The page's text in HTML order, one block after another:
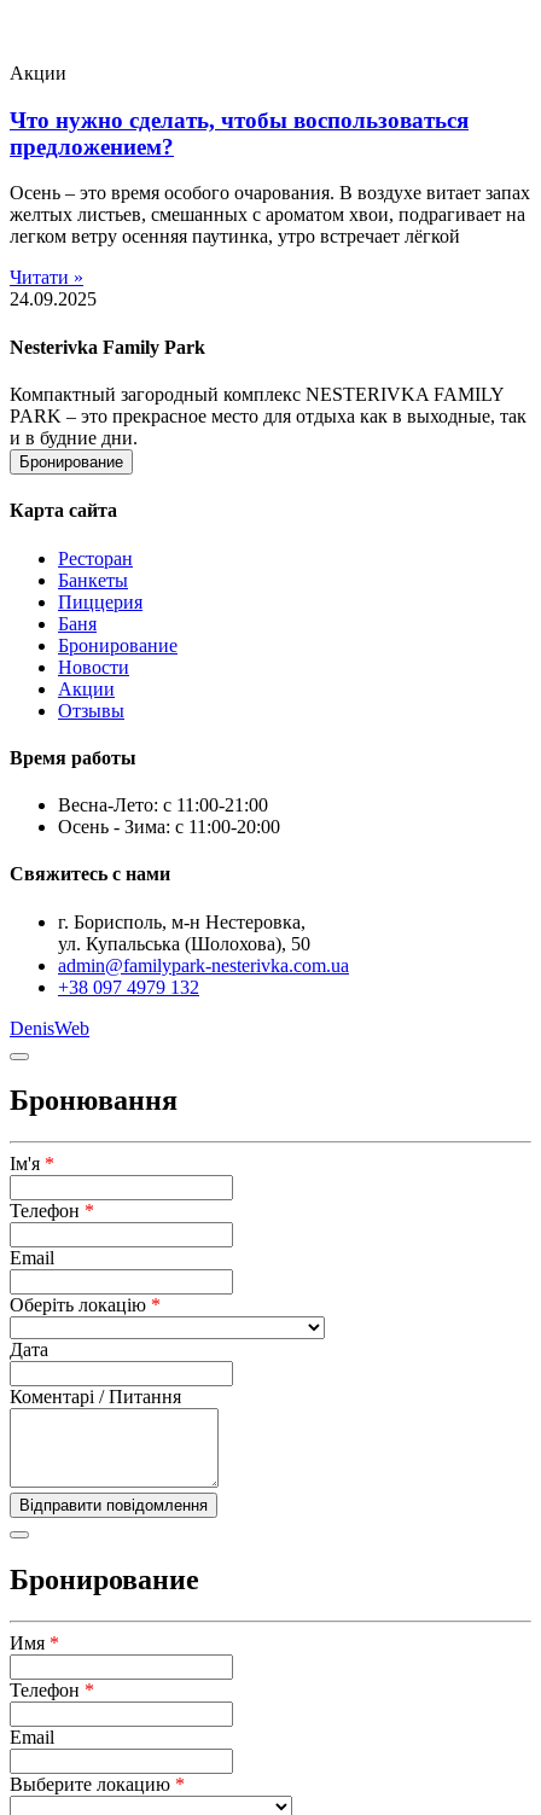
Акции
Что нужно сделать, чтобы воспользоваться
предложением?
Осень – это время особого очарования. В воздухе витает запах
желтых листьев, смешанных с ароматом хвои, подрагивает на
легком ветру осенняя паутинка, утро встречает лёгкой
Читати »
24.09.2025
Nesterivka Family Park
Компактный загородный комплекс NESTERIVKA FAMILY
PARK – это прекрасное место для отдыха как в выходные, так
и в будние дни.
Бронирование
Карта сайта
Ресторан
Банкеты
Пиццерия
Баня
Бронирование
Новости
Акции
Отзывы
Время работы
Весна-Лето: с 11:00-21:00
Осень - Зима: с 11:00-20:00
Свяжитесь с нами
г. Борисполь, м-н Нестеровка,
ул. Купальська (Шолохова), 50
admin@familypark-nesterivka.com.ua
+38 097 4979 132
DenisWeb
Бронювання
Ім'я *
Телефон *
Email
Оберіть локацію *
Дата
Коментарі / Питання
Бронирование
Имя *
Телефон *
Email
Выберите локацию *